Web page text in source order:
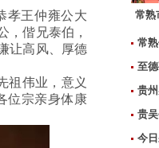
孝王仲雍公大
，偕兄泰伯，
让高风、厚德
祖伟业，意义
位宗亲身体康
常熟
常
至
贵
贵
今